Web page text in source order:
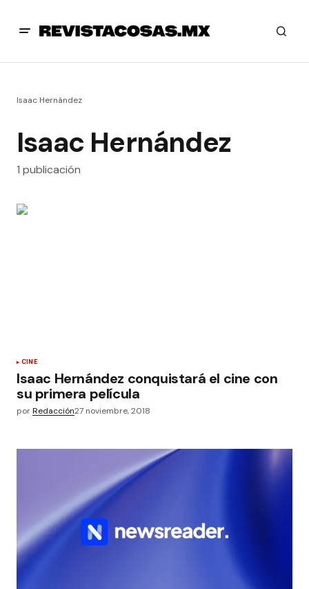
Isaac Hernández
Isaac Hernández
1 publicación
CINE
Isaac Hernández conquistará el cine con
su primera película
porRedacción27 noviembre, 2018